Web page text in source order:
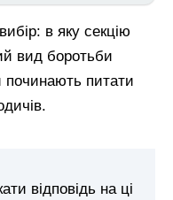
в яку секцію
вид боротьби
починають питати
відповідь на ці